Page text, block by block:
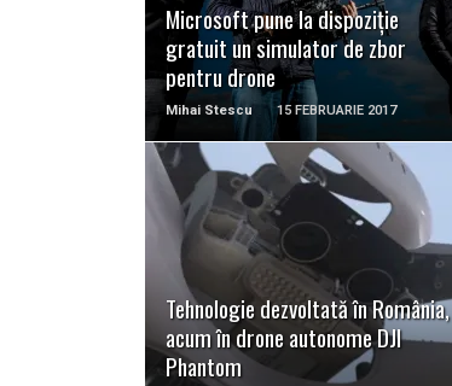
Microsoft pune la dispoziție
gratuit un simulator de zbor
pentru drone
Mihai Stescu 15 FEBRUARIE 2017
Tehnologie dezvoltată în România,
acum în drone autonome DJI
Phantom
READ MORE